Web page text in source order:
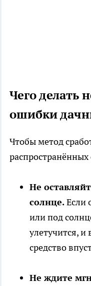
Чего делать
ошибки
Чтобы метод
Не
солнце.Если
или под
улетучится, и
средство
Не ждите